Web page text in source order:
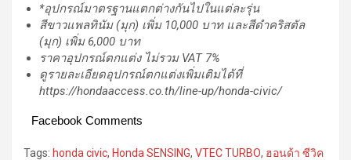
*อุปกรณ์มาตรฐานแตกต่างกันไปในแต่ละรุ่น
สีขาวแพลทินัม (มุก) เพิ่ม 10,000 บาท และสีดำคริสตัล
(มุก) เพิ่ม 6,000 บาท
ราคาอุปกรณ์ตกแต่ง ไม่รวม VAT 7%
ดูรายละเอียดอุปกรณ์ตกแต่งเพิ่มเติมได้ที่
https://hondaaccess.co.th/line-up/honda-civic/
Facebook Comments
Tags: honda civic, Honda SENSING, VTEC TURBO, ฮอนด้า ซีวิค